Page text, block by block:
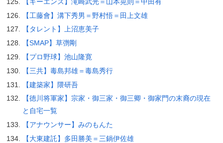
【工藤會】溝下秀男＝野村悟＝田上文雄
【タレント】上沼恵美子
【SMAP】草彅剛
【プロ野球】池山隆寛
【三共】毒島邦雄＝毒島秀行
【建築家】隈研吾
【徳川将軍家】宗家・御三家・御三卿・御家門の末裔の現在
と自宅一覧
【アナウンサー】みのもんた
【大東建託】多田勝美＝三鍋伊佐雄